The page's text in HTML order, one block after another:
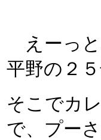
えーっと
平野の２
そこでカ
で、プー